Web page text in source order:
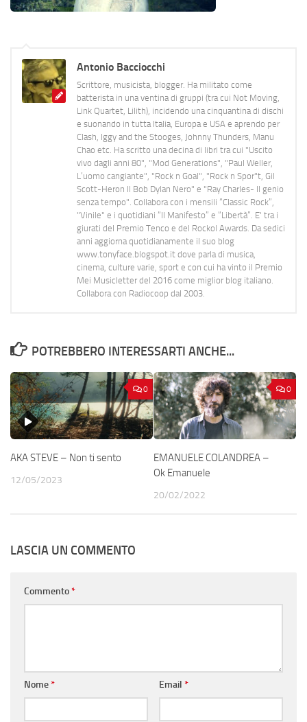
Antonio Bacciocchi
Scrittore, musicista, blogger. Ha militato come
batterista in una ventina di gruppi (tra cui Not Moving,
Link Quartet, Lilith), incidendo una cinquantina di dischi
e suonando in tutta Italia, Europa e USA e aprendo per
Clash, Iggy and the Stooges, Johnny Thunders, Manu
Chao etc. Ha scritto una decina di libri tra cui "Uscito
vivo dagli anni 80", "Mod Generations", "Paul Weller,
L’uomo cangiante", "Rock n Goal", "Rock n Spor"t, Gil
Scott-Heron Il Bob Dylan Nero" e "Ray Charles- Il genio
senza tempo". Collabora con i mensili “Classic Rock”,
"Vinile" e i quotidiani “Il Manifesto” e “Libertà”. E' tra i
giurati del Premio Tenco e del Rockol Awards. Da sedici
anni aggiorna quotidianamente il suo blog
www.tonyface.blogspot.it dove parla di musica,
cinema, culture varie, sport e con cui ha vinto il Premio
Mei Musicletter del 2016 come miglior blog italiano.
Collabora con Radiocoop dal 2003.
POTREBBERO INTERESSARTI ANCHE...
0
AKA STEVE – Non ti sento
12/05/2023
0
EMANUELE COLANDREA –
Ok Emanuele
20/02/2022
LASCIA UN COMMENTO
Commento*
Nome* Email *